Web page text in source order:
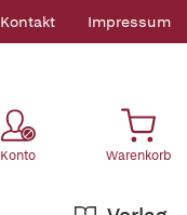
Kontakt Impressum
Konto Warenkorb